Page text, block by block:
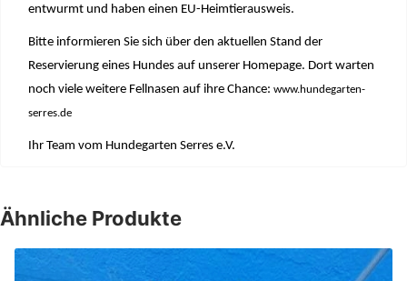
entwurmt und haben einen EU-Heimtierausweis.
Bitte informieren Sie sich über den aktuellen Stand der
Reservierung eines Hundes auf unserer Homepage. Dort warten
noch viele weitere Fellnasen auf ihre Chance: www.hundegarten-
serres.de
Ihr Team vom Hundegarten Serres e.V.
Ähnliche Produkte